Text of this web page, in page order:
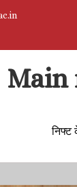
Main
निफ्ट